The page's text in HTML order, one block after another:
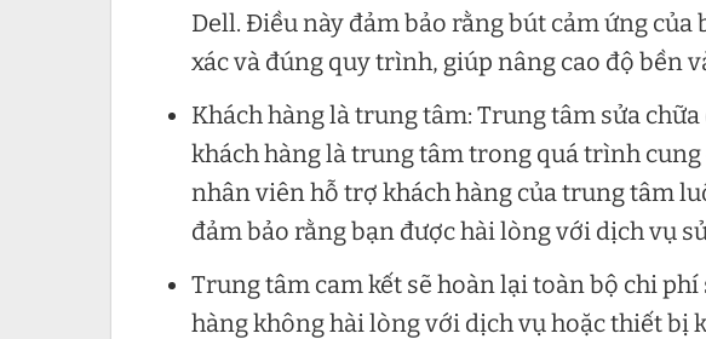
Dell. Điều này đảm bảo rằng bút cảm ứng
xác và đúng quy trình, giúp nâng cao độ bền
Khách hàng là trung tâm: Trung tâm sửa
khách hàng là trung tâm trong quá trình
nhân viên hỗ trợ khách hàng của trung tâm
đảm bảo rằng bạn được hài lòng với dịch vụ
Trung tâm cam kết sẽ hoàn lại toàn bộ chi
hàng không hài lòng với dịch vụ hoặc thiết bị